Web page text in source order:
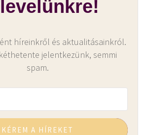
híreinkről és aktualitásainkról.
jelentkezünk, semmi
spam.
KÉREM A HÍREKET